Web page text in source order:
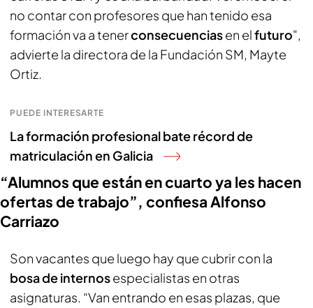
no contar con profesores que han tenido esa
formación va a tenerconsecuenciasen elfuturo",
advierte la directora de la Fundación SM, Mayte
Ortiz.
PUEDE INTERESARTE
La formación profesional bate récord de
matriculación en Galicia
“Alumnos que están en cuarto ya les hacen
ofertas de trabajo”, confiesa Alfonso
Carriazo
Son vacantes que luego hay que cubrir con la
bosa de internosespecialistas en otras
asignaturas. “Van entrando en esas plazas, que